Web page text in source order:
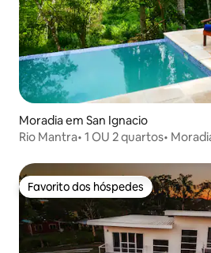
Moradia em San Ignacio
Rio Mantra• 1 OU 2 quartos•
Favorito dos hóspedes
Favorito dos hóspedes